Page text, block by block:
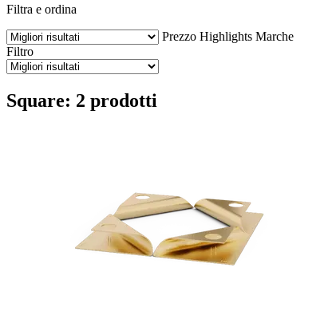
Filtra e ordina
Prezzo Highlights Marche
Filtro
Square: 2 prodotti